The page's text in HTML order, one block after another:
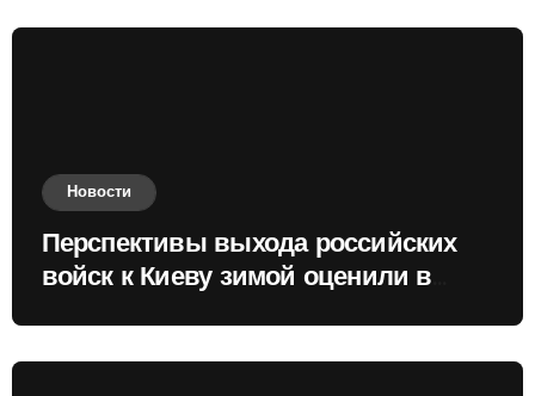
Новости
Перспективы выхода российских
войск к Киеву зимой оценили в